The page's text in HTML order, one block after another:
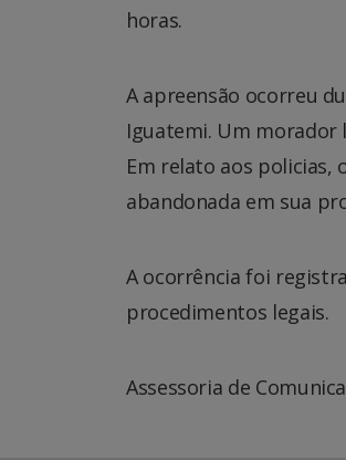
horas.
A apreensão ocorreu
Iguatemi. Um morador
Em relato aos policias,
abandonada em sua
A ocorrência foi
procedimentos legais.
Assessoria de